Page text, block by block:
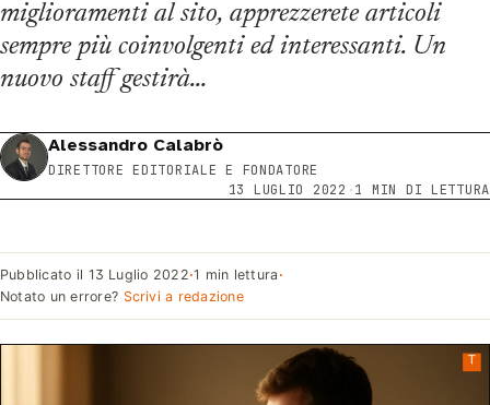
miglioramenti al sito, apprezzerete articoli
sempre più coinvolgenti ed interessanti. Un
nuovo staff gestirà…
Alessandro Calabrò
DIRETTORE EDITORIALE E FONDATORE
13 LUGLIO 2022 ·1 MIN DI LETTURA
Pubblicato il 13 Luglio 2022·1 min lettura ·
Notato un errore? Scrivi a redazione